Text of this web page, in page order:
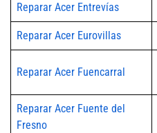
Reparar Acer Entrevías
Reparar Acer Eurovillas
Reparar Acer Fuencarral
Reparar Acer Fuente del
Fresno